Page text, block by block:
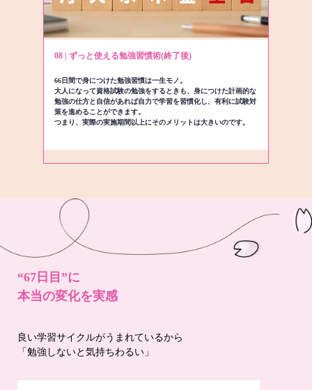
08 | ずっと使える勉強習慣術(終了後)
66日間で身につけた勉強習慣は一生モノ。
大人になって資格試験の勉強をするときも、身につけた計画的な
勉強の仕方と自信があれば自力で学習を習慣化し、有利に試験対
策を進めることができます。
つまり、実際の実施期間以上にそのメリットは大きいのです。
“67日目”に
本当の変化を実感
良い学習サイクルがうまれているから
「勉強しないと気持ちわるい」